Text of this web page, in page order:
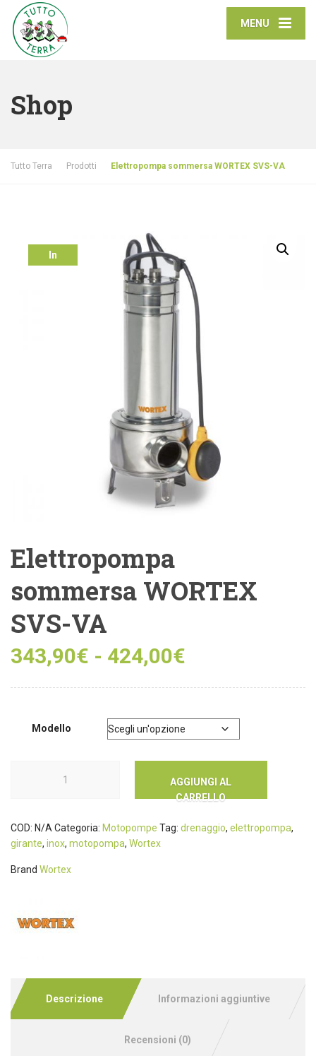
MENU
Shop
Tutto Terra Prodotti Elettropompa sommersa WORTEX SVS-VA
In
Elettropompa
sommersa WORTEX
SVS-VA
343,90€ - 424,00€
Modello
AGGIUNGI AL
CARRELLO
COD: N/A Categoria: Motopompe Tag: drenaggio, elettropompa,
girante, inox, motopompa, Wortex
Brand Wortex
Descrizione Informazioni aggiuntive
Recensioni (0)